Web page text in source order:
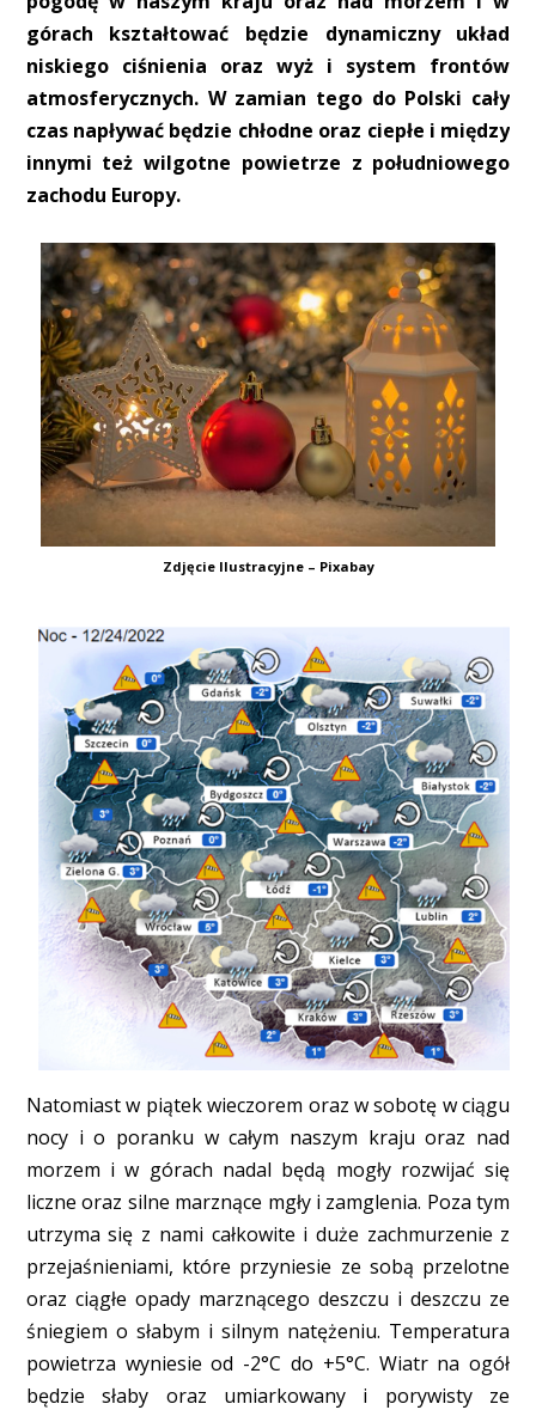
górach kształtować będzie dynamiczny układ
niskiego ciśnienia oraz wyż i system frontów
atmosferycznych. W zamian tego do Polski cały
czas napływać będzie chłodne oraz ciepłe i między
innymi też wilgotne powietrze z południowego
zachodu Europy.
Zdjęcie Ilustracyjne – Pixabay
Natomiast w piątek wieczorem oraz w sobotę w ciągu
nocy i o poranku w całym naszym kraju oraz nad
morzem i w górach nadal będą mogły rozwijać się
liczne oraz silne marznące mgły i zamglenia. Poza tym
utrzyma się z nami całkowite i duże zachmurzenie z
przejaśnieniami, które przyniesie ze sobą przelotne
oraz ciągłe opady marznącego deszczu i deszczu ze
śniegiem o słabym i silnym natężeniu. Temperatura
powietrza wyniesie od -2°C do +5°C. Wiatr na ogół
będzie słaby oraz umiarkowany i porywisty ze